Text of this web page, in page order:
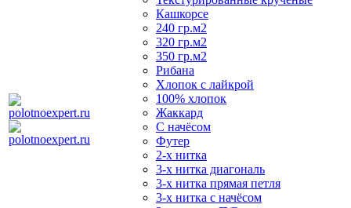
Кашкорсе
240 гр.м2
320 гр.м2
350 гр.м2
Рибана
Хлопок с лайкрой
100% хлопок
Жаккард
С начёсом
Футер
2-х нитка
3-х нитка диагональ
3-х нитка прямая петля
3-х нитка с начёсом